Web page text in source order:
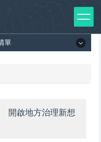
單
開啟地方治理新想